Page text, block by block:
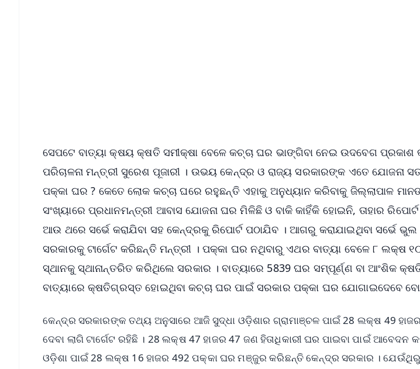
ସେପଟେ ବାତ୍ୟା କ୍ଷୟ କ୍ଷତି ସମୀକ୍ଷା ବେଳେ କଚ୍ଚା ଘର ଭାଙ୍ଗିବା ନେଇ ଉଦବେଗ ପ୍ରକାଶ
ପରିଚାଳନା ମନ୍ତ୍ରୀ ସୁରେଶ ପୂଜାରୀ । ଉଭୟ କେନ୍ଦ୍ର ଓ ରାଜ୍ୟ ସରକାରଙ୍କ ଏତେ ଯୋଜନା
ପକ୍କା ଘର ? କେତେ ଲୋକ କଚ୍ଚା ଘରେ ରହୁଛନ୍ତି ଏହାକୁ ଅନୁଧ୍ୟାନ କରିବାକୁ ଜିଲ୍ଲାପାଳ
ସଂଖ୍ୟାରେ ପ୍ରଧାନମନ୍ତ୍ରୀ ଆବାସ ଯୋଜନା ଘର ମିଳିଛି ଓ ବାକି କାହିଁକି ହୋଇନି, ତାହାର
ଆଉ ଥରେ ସର୍ଭେ କରାଯିବା ସହ କେନ୍ଦ୍ରକୁ ରିପୋର୍ଟ ପଠାଯିବ । ଆଗରୁ କରାଯାଇଥିବା ସର୍ଭେ
ସରକାରକୁ ଟାର୍ଗେଟ କରିଛନ୍ତି ମନ୍ତ୍ରୀ । ପକ୍କା ଘର ନଥିବାରୁ ଏଥର ବାତ୍ୟା ବେଳେ ୮ ଲକ୍ଷ
ସ୍ଥାନକୁ ସ୍ଥାନାନ୍ତରିତ କରିଥିଲେ ସରକାର । ବାତ୍ୟାରେ 5839 ଘର ସମ୍ପୂର୍ଣ୍ଣ ବା ଆଂଶିକ
ବାତ୍ୟାରେ କ୍ଷତିଗ୍ରସ୍ତ ହୋଇଥିବା କଚ୍ଚା ଘର ପାଇଁ ସରକାର ପକ୍କା ଘର ଯୋଗାଇଦେବେ
କେନ୍ଦ୍ର ସରକାରଙ୍କ ତଥ୍ୟ ଅନୁସାରେ ଆଜି ସୁଦ୍ଧା ଓଡ଼ିଶାର ଗ୍ରାମାଞ୍ଚଳ ପାଇଁ 28 ଲକ୍ଷ 49
ଦେବା ଲାଗି ଟାର୍ଗେଟ ରହିଛି । 28 ଲକ୍ଷ 47 ହାଜର 47 ଜଣ ହିତାଧିକାରୀ ଘର ପାଇବା ପାଇଁ ଆବେଦନ
ଓଡ଼ିଶା ପାଇଁ 28 ଲକ୍ଷ 16 ହାଜର 492 ପକ୍କା ଘର ମଞ୍ଜୁର କରିଛନ୍ତି କେନ୍ଦ୍ର ସରକାର ।